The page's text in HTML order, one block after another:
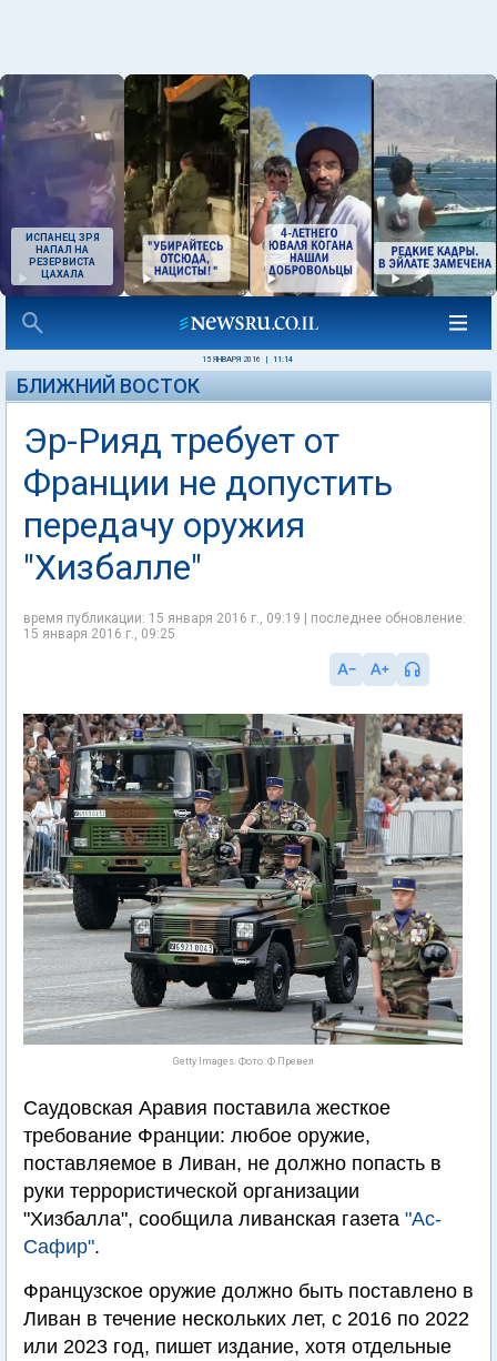
ИСПАНЕЦ ЗРЯ
НАПАЛ НА
РЕЗЕРВИСТА
ЦАХАЛА
15 ЯНВАРЯ 2016 11:14
БЛИЖНИЙ ВОСТОК
Эр-Рияд требует от
Франции не допустить
передачу оружия
"Хизбалле"
время публикации: 15 января 2016 г., 09:19 | последнее обновление:
15 января 2016 г., 09:25
Getty Images. Фото: Ф.Превел
Саудовская Аравия поставила жесткое
требование Франции: любое оружие,
поставляемое в Ливан, не должно попасть в
руки террористической организации
"Хизбалла", сообщила ливанская газета "Ас-
Сафир".
Французское оружие должно быть поставлено в
Ливан в течение нескольких лет, с 2016 по 2022
или 2023 год, пишет издание, хотя отдельные